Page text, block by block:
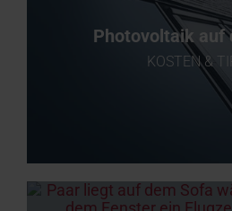
Photovoltaik auf
KOSTEN &